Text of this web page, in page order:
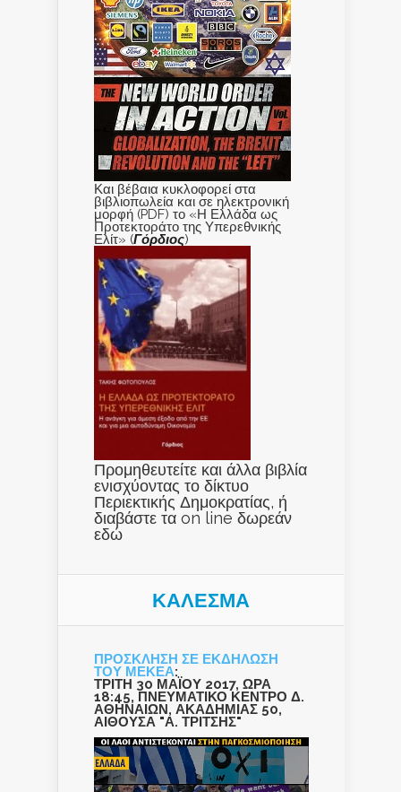
Και βέβαια κυκλοφορεί στα
βιβλιοπωλεία και σε ηλεκτρονική
μορφή (PDF) το «Η Ελλάδα ως
Προτεκτοράτο της Υπερεθνικής
Ελίτ» (Γόρδιος)
Προμηθευτείτε και άλλα βιβλία
ενισχύοντας το δίκτυο
Περιεκτικής Δημοκρατίας, ή
διαβάστε τα on line δωρεάν
εδώ
ΚΑΛΕΣΜΑ
ΠΡΟΣΚΛΗΣΗ ΣΕ ΕΚΔΗΛΩΣΗ
ΤΟΥ ΜΕΚΕΑ:
ΤΡΙΤΗ 30 ΜΑΪΟΥ 2017, ΩΡΑ
18:45, ΠΝΕΥΜΑΤΙΚΟ ΚΕΝΤΡΟ Δ.
ΑΘΗΝΑΙΩΝ, ΑΚΑΔΗΜΙΑΣ 50,
ΑΙΘΟΥΣΑ "Α. ΤΡΙΤΣΗΣ"